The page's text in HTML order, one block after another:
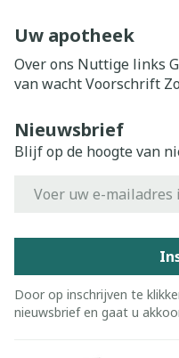
Uw apotheek
Over ons Nuttige links
van wachtVoorschrift
Nieuwsbrief
Blijf op de hoogte van
Door op inschrijven te
nieuwsbrief en gaat u